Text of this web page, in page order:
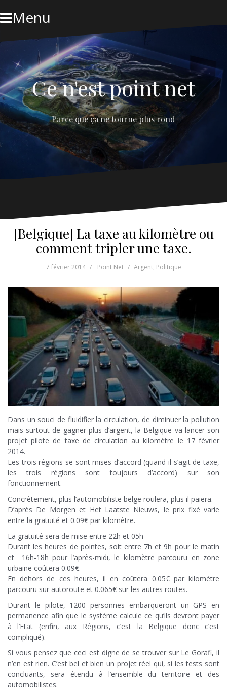
to
contentMenu
Ce n'est point net
Parce que ça ne tourne plus rond
[Belgique] La taxe au kilomètre ou
comment tripler une taxe.
7 février 2014 Point Net Argent, Politique
Dans un souci de fluidifier la circulation, de diminuer la pollution
mais surtout de gagner plus d’argent, la Belgique va lancer son
projet pilote de taxe de circulation au kilomètre le 17 février
2014.
Les trois régions se sont mises d’accord (quand il s’agit de taxe,
les trois régions sont toujours d’accord) sur son
fonctionnement.
Concrètement, plus l’automobiliste belge roulera, plus il paiera.
D’après De Morgen et Het Laatste Nieuws, le prix fixé varie
entre la gratuité et 0.09€ par kilomètre.
La gratuité sera de mise entre 22h et 05h
Durant les heures de pointes, soit entre 7h et 9h pour le matin
et 16h-18h pour l’après-midi, le kilomètre parcouru en zone
urbaine coûtera 0.09€.
En dehors de ces heures, il en coûtera 0.05€ par kilomètre
parcouru sur autoroute et 0.065€ sur les autres routes.
Durant le pilote, 1200 personnes embarqueront un GPS en
permanence afin que le système calcule ce qu’ils devront payer
à l’Etat (enfin, aux Régions, c’est la Belgique donc c’est
compliqué).
Si vous pensez que ceci est digne de se trouver sur Le Gorafi, il
n’en est rien. C’est bel et bien un projet réel qui, si les tests sont
concluants, sera étendu à l’ensemble du territoire et des
automobilistes.